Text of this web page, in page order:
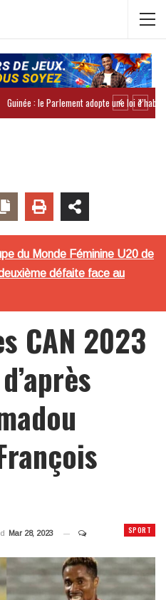
du Monde Féminine U20 de
défaite face au
CAN 2023
SPORT
Mar 28, 2023